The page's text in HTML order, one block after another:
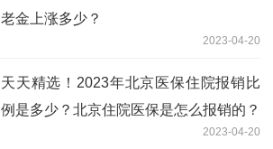
老金上涨多少？
2023-04-20
天天精选！2023年北京医保住院报销比
例是多少？北京住院医保是怎么报销的？
2023-04-20